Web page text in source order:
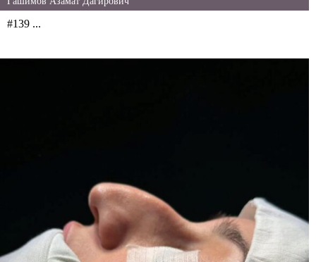
#139 ...